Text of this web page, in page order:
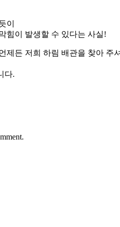
이
힘이 발생할 수 있다는 사실!
제든 저희 하림 배관을 찾아 주
다.